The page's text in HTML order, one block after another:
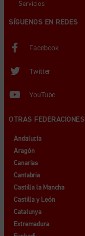
Servicios
SÍGUENOS EN REDES
Facebook
Twitter
YouTube
OTRAS FEDERACIONES
Andalucía
Aragón
Canarias
Cantabria
Castilla la Mancha
Castilla y León
Catalunya
Extremadura